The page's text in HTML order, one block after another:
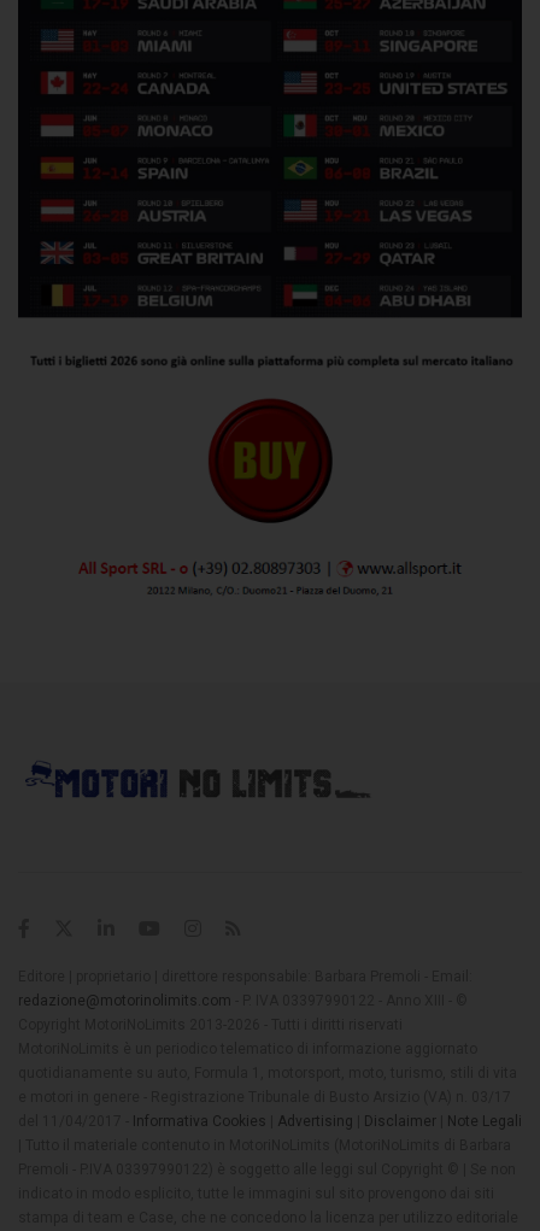
redazione@motorinolimits.com
Informativa Cookies Advertising Disclaimer
Note Legali